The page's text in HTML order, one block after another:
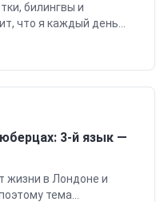
билингвы и
что я каждый день
ребят и
барьер.
3-й язык —
жизни в Лондоне и
тема